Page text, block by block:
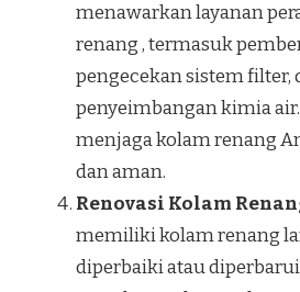
menawarkan layanan
renang , termasuk
pengecekan sistem filter,
penyeimbangan kimia
menjaga kolam renang
dan aman.
Renovasi Kolam
memiliki kolam renang
diperbaiki atau diperbarui